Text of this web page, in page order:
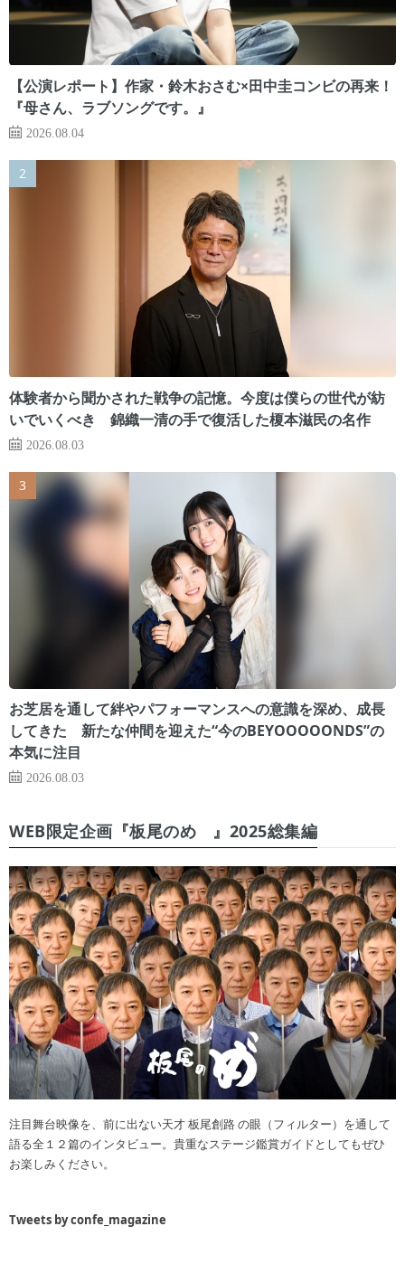
【公演レポート】作家・鈴木おさむ×田中圭コンビの再来！
『母さん、ラブソングです。』
2026.08.04
体験者から聞かされた戦争の記憶。今度は僕らの世代が紡
いでいくべき 錦織一清の手で復活した榎本滋民の名作
2026.08.03
お芝居を通して絆やパフォーマンスへの意識を深め、成長
してきた 新たな仲間を迎えた“今のBEYOOOOONDS”の
本気に注目
2026.08.03
WEB限定企画『板尾のめ゙』2025総集編
注目舞台映像を、前に出ない天才 板尾創路 の眼（フィルター）を通して
語る全１２篇のインタビュー。貴重なステージ鑑賞ガイドとしてもぜひ
お楽しみください。
Tweets by confe_magazine